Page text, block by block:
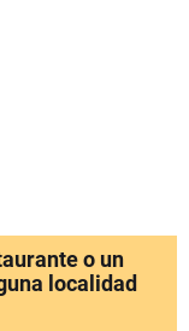
o un
localidad